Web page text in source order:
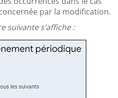
par la modification.
suivante s’affiche :